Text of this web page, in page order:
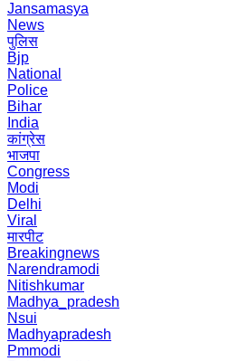
Jansamasya
News
पुलिस
Bjp
National
Police
Bihar
India
कांग्रेस
भाजपा
Congress
Modi
Delhi
Viral
मारपीट
Breakingnews
Narendramodi
Nitishkumar
Madhya_pradesh
Nsui
Madhyapradesh
Pmmodi